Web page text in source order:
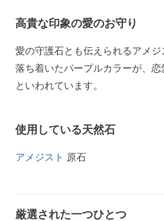
高貴な印象の愛のお守り
愛の守護石とも伝えられるアメジ
落ち着いたパープルカラーが、
といわれています。
使用している天然石
アメジスト 原石
厳選された一つひとつ